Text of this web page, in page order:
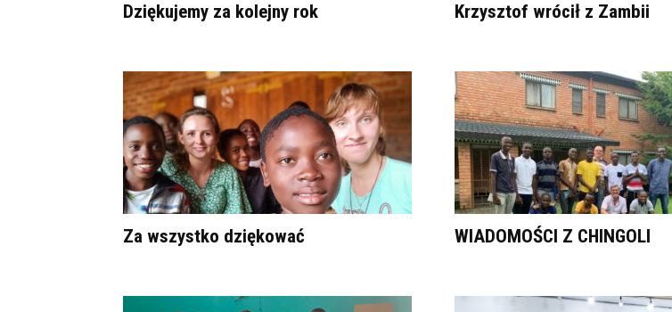
Dziękujemy za kolejny rok Krzysztof wrócił z Zambii
Za wszystko dziękować WIADOMOŚCI Z CHINGOLI